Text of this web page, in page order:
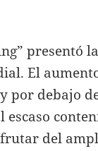
presentó
El
por debajo
escaso
del